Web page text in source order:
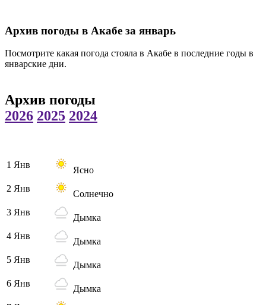
Архив погоды в Акабе за январь
Посмотрите какая погода стояла в Акабе в последние годы в
январские дни.
Архив погоды
2026 2025 2024
1 Янв
Ясно
2 Янв
Солнечно
3 Янв
Дымка
4 Янв
Дымка
5 Янв
Дымка
6 Янв
Дымка